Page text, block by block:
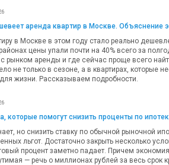
аренда квартир в Москве. Объяснение
в Москве в этом году стало реально
цены упали почти на 40% всего за
рынком аренды и где сейчас проще всего
не только в сезоне, а в квартирах, которые
жизни. Рассказываем подробности.
которые помогут снизить проценты по
но снизить ставку по обычной рыночной
льгот. Достаточно закрыть несколько
процент заметно падает. Причем
— речь о миллионах рублей за весь срок